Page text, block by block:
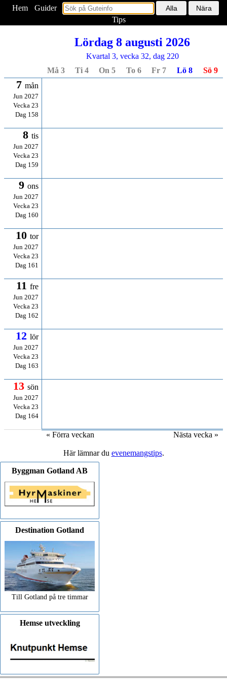
Hem
Guider
Tips
Lördag 8 augusti 2026
Kvartal 3, vecka 32, dag 220
Må 3
Ti 4 On 5 To 6 Fr 7 Lö 8 Sö 9
7 mån
Jun 2027
Vecka 23
Dag 158
8 tis
Jun 2027
Vecka 23
Dag 159
9 ons
Jun 2027
Vecka 23
Dag 160
10 tor
Jun 2027
Vecka 23
Dag 161
11 fre
Jun 2027
Vecka 23
Dag 162
12 lör
Jun 2027
Vecka 23
Dag 163
13 sön
Jun 2027
Vecka 23
Dag 164
« Förra veckan Nästa vecka »
Här lämnar du evenemangstips.
Byggman Gotland AB
Destination Gotland
Till Gotland på tre timmar
Hemse utveckling